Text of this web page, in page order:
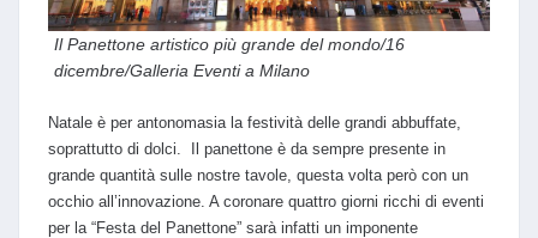
Il Panettone artistico più grande del mondo/16
dicembre/Galleria Eventi a Milano
Natale è per antonomasia la festività delle grandi abbuffate,
soprattutto di dolci. Il panettone è da sempre presente in
grande quantità sulle nostre tavole, questa volta però con un
occhio all’innovazione. A coronare quattro giorni ricchi di eventi
per la “Festa del Panettone” sarà infatti un imponente